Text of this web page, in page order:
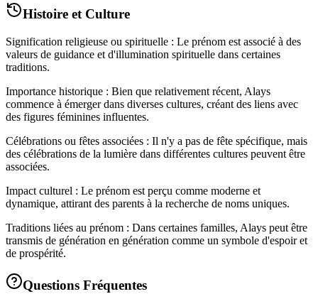
Histoire et Culture
Signification religieuse ou spirituelle : Le prénom est associé à des
valeurs de guidance et d'illumination spirituelle dans certaines
traditions.
Importance historique : Bien que relativement récent, Alays
commence à émerger dans diverses cultures, créant des liens avec
des figures féminines influentes.
Célébrations ou fêtes associées : Il n'y a pas de fête spécifique, mais
des célébrations de la lumière dans différentes cultures peuvent être
associées.
Impact culturel : Le prénom est perçu comme moderne et
dynamique, attirant des parents à la recherche de noms uniques.
Traditions liées au prénom : Dans certaines familles, Alays peut être
transmis de génération en génération comme un symbole d'espoir et
de prospérité.
Questions Fréquentes